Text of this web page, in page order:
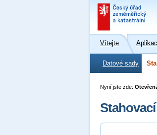
Vítejte
Datové sady
Nyní jste zde: